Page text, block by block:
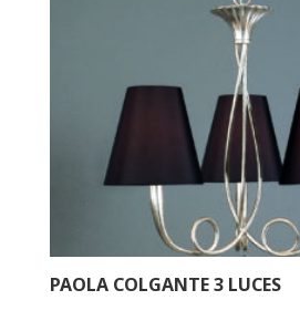
PAOLA COLGANTE 3 LUCES